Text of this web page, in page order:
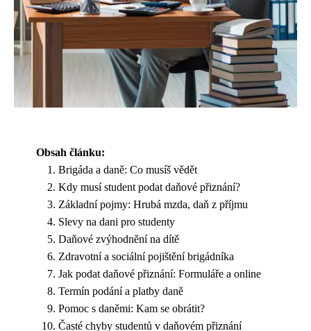
Obsah článku:
Brigáda a daně: Co musíš vědět
Kdy musí student podat daňové přiznání?
Základní pojmy: Hrubá mzda, daň z příjmu
Slevy na dani pro studenty
Daňové zvýhodnění na dítě
Zdravotní a sociální pojištění brigádníka
Jak podat daňové přiznání: Formuláře a online
Termín podání a platby daně
Pomoc s daněmi: Kam se obrátit?
Časté chyby studentů v daňovém přiznání